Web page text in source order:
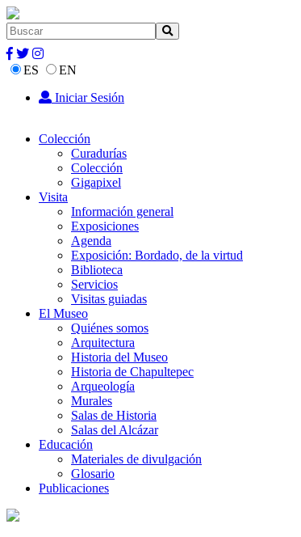
ES
EN
Iniciar Sesión
Colección
Curadurías
Colección
Gigapixel
Visita
Información general
Exposiciones
Agenda
Exposición: Bordado, de la virtud
Biblioteca
Servicios
Visitas guiadas
El Museo
Quiénes somos
Arquitectura
Historia del Museo
Historia de Chapultepec
Arqueología
Murales
Salas de Historia
Salas del Alcázar
Educación
Materiales de divulgación
Glosario
Publicaciones